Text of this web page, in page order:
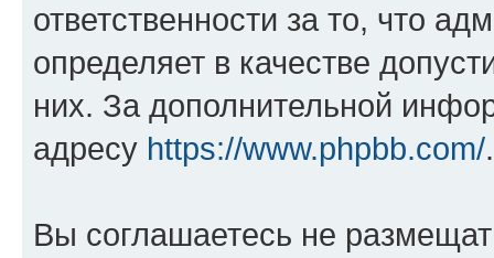
ответственности за то, что
определяет в качестве
них. За дополнительной
адресу https://www.phpbb.com/.
Вы соглашаетесь не